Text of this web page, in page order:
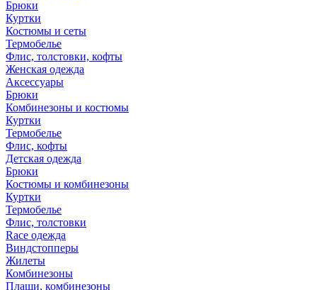
Брюки
Куртки
Костюмы и сеты
Термобелье
Флис, толстовки, кофты
Женская одежда
Аксессуары
Брюки
Комбинезоны и костюмы
Куртки
Термобелье
Флис, кофты
Детская одежда
Брюки
Костюмы и комбинезоны
Куртки
Термобелье
Флис, толстовки
Race одежда
Виндстопперы
Жилеты
Комбинезоны
Плащи, комбинезоны